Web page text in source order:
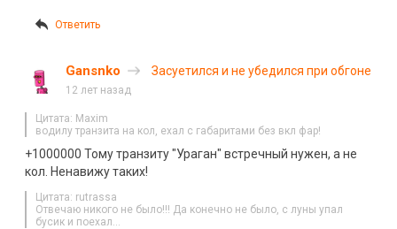
Ответить
Gansnko Засуетился и не убедился при обгоне
12 лет назад
Цитата: Maxim
водилу транзита на кол, ехал с габаритами без вкл фар!
+1000000 Тому транзиту "Ураган" встречный нужен, а не
кол. Ненавижу таких!
Цитата: rutrassa
Отвечаю никого не было!!! Да конечно не было, с луны упал
бусик и поехал…